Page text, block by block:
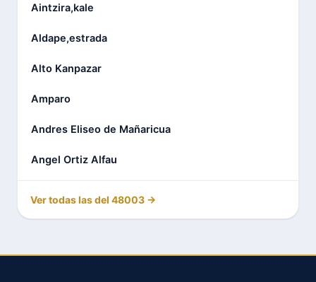
Aintzira,kale
Aldape,estrada
Alto Kanpazar
Amparo
Andres Eliseo de Mañaricua
Angel Ortiz Alfau
Ver todas las del 48003 →